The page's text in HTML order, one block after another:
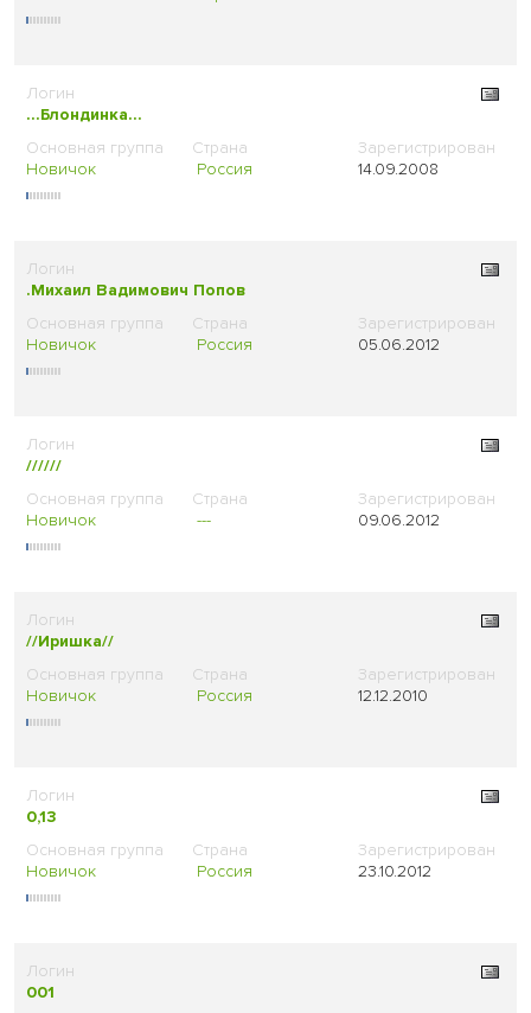
...Блондинка...
Новичок Россия 14.09.2008
.Михаил Вадимович Попов
Новичок Россия 05.06.2012
//////
Новичок --- 09.06.2012
//Иришка//
Новичок Россия 12.12.2010
0,13
Новичок Россия 23.10.2012
001